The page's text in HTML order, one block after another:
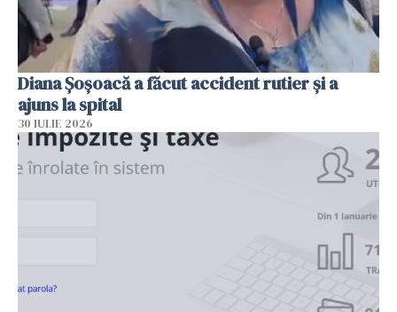
Diana Șoșoacă a făcut accident rutier și a
ajuns la spital
30 IULIE 2026